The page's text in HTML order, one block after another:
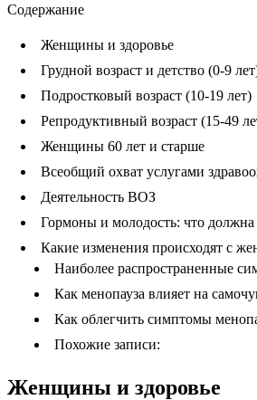
Содержание
Женщины и здоровье
Грудной возраст и детство (0-9
Подростковый возраст (10-19 лет)
Репродуктивный возраст (15-49
Женщины 60 лет и старше
Всеобщий охват услугами
Деятельность ВОЗ
Гормоны и молодость: что
Какие изменения происходят с
Наиболее распространенные
Как менопауза влияет на
Как облегчить симптомы
Похожие записи:
Женщины и здоровье